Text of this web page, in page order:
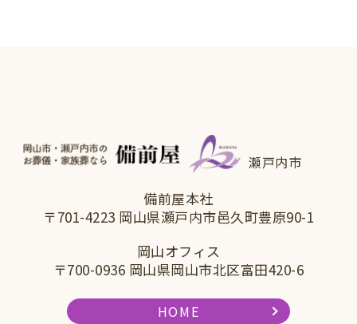
瀬戸内市
備前屋本社
〒701-4223 岡山県瀬戸内市邑久町豊原90-1
岡山オフィス
〒700-0936 岡山県岡山市北区富田420-6
HOME